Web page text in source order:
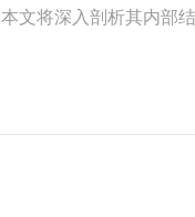
文将深入剖析其内部